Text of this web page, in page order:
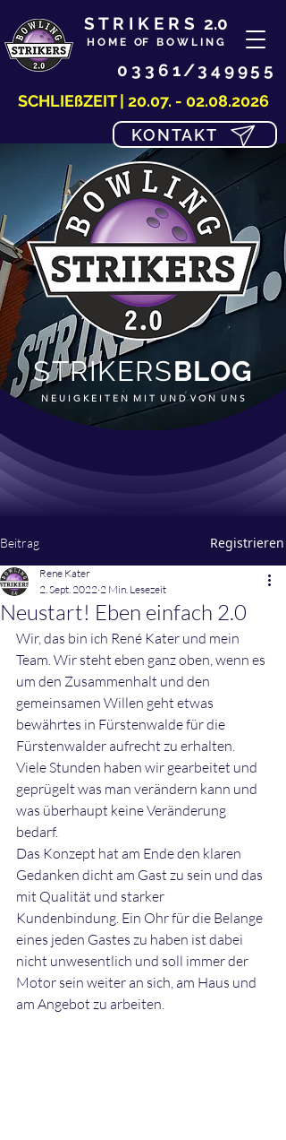
S T R I K E R S 2.0
03361/349955
H O M E OF B O W L I N G
SCHLIEßZEIT | 20.07. - 02.08.2026
KONTAKT
STRIKERSBLOG
N E U I G K E I T E N M I T U N D V O N U N S
Beitrag Registrieren
Neustart! Eben einfach 2.0
Rene Kater
2. Sept. 2022 2 Min. Lesezeit
Wir, das bin ich René Kater und mein
Team. Wir steht eben ganz oben, wenn es
um den Zusammenhalt und den
gemeinsamen Willen geht etwas
bewährtes in Fürstenwalde für die
Fürstenwalder aufrecht zu erhalten.
Viele Stunden haben wir gearbeitet und
geprügelt was man verändern kann und
was überhaupt keine Veränderung
bedarf.
Das Konzept hat am Ende den klaren
Gedanken dicht am Gast zu sein und das
mit Qualität und starker
Kundenbindung. Ein Ohr für die Belange
eines jeden Gastes zu haben ist dabei
nicht unwesentlich und soll immer der
Motor sein weiter an sich, am Haus und
am Angebot zu arbeiten.